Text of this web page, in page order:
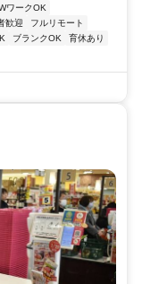
ワークOK
歓迎
フルリモート
ブランクOK
育休あり